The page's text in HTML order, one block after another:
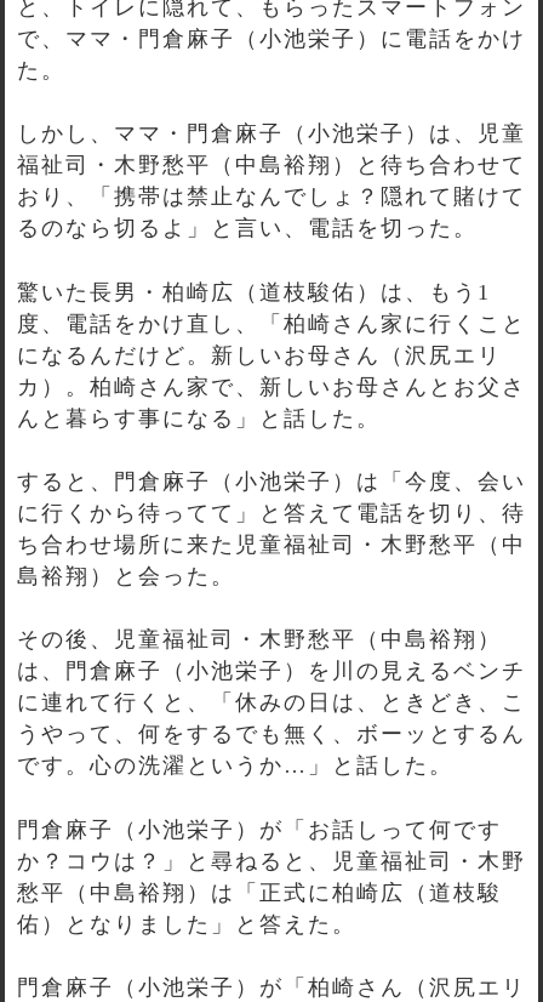
と、トイレに隠れて、もらったスマートフォン
で、ママ・門倉麻子（小池栄子）に電話をかけ
た。
しかし、ママ・門倉麻子（小池栄子）は、児童
福祉司・木野愁平（中島裕翔）と待ち合わせて
おり、「携帯は禁止なんでしょ？隠れて賭けて
るのなら切るよ」と言い、電話を切った。
驚いた長男・柏崎広（道枝駿佑）は、もう1
度、電話をかけ直し、「柏崎さん家に行くこと
になるんだけど。新しいお母さん（沢尻エリ
カ）。柏崎さん家で、新しいお母さんとお父さ
んと暮らす事になる」と話した。
すると、門倉麻子（小池栄子）は「今度、会い
に行くから待ってて」と答えて電話を切り、待
ち合わせ場所に来た児童福祉司・木野愁平（中
島裕翔）と会った。
その後、児童福祉司・木野愁平（中島裕翔）
は、門倉麻子（小池栄子）を川の見えるベンチ
に連れて行くと、「休みの日は、ときどき、こ
うやって、何をするでも無く、ボーッとするん
です。心の洗濯というか…」と話した。
門倉麻子（小池栄子）が「お話しって何です
か？コウは？」と尋ねると、児童福祉司・木野
愁平（中島裕翔）は「正式に柏崎広（道枝駿
佑）となりました」と答えた。
門倉麻子（小池栄子）が「柏崎さん（沢尻エリ